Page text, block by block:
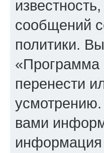
сообщений
политики.
«Программа
перенести
усмотрению.
вами
информация